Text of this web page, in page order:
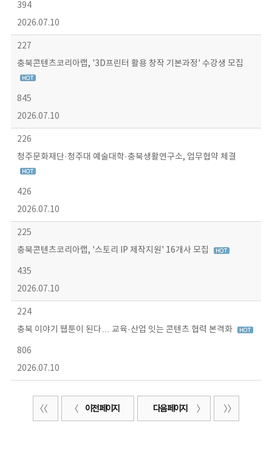
394
2026.07.10
227
충북콘텐츠코리아랩, '3D프린터 활용 창작 기본과정' 수강생 모집
845
2026.07.10
226
청주문화재단·청주대 예술대학·충북생활연구소, 업무협약 체결
426
2026.07.10
225
충북콘텐츠코리아랩, '스토리 IP 제작지원' 16개사 모집
435
2026.07.10
224
충북 이야기 웹툰이 된다… 교육·산업 잇는 콘텐츠 협력 본격화
806
2026.07.10
이전 페이지 다음 페이지